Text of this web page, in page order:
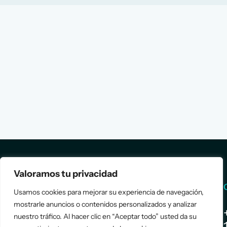
Valoramos tu privacidad
Usamos cookies para mejorar su experiencia de navegación,
mostrarle anuncios o contenidos personalizados y analizar
nuestro tráfico. Al hacer clic en “Aceptar todo” usted da su
Assessment
About Us